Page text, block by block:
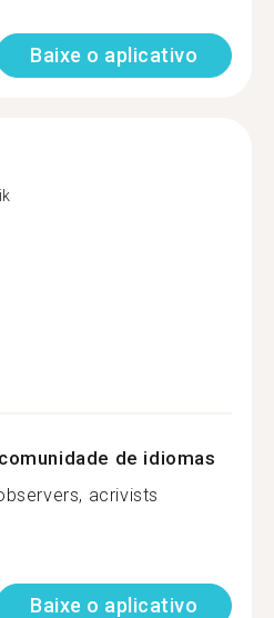
Baixe o aplicativo
de idiomas
acrivists
Baixe o aplicativo